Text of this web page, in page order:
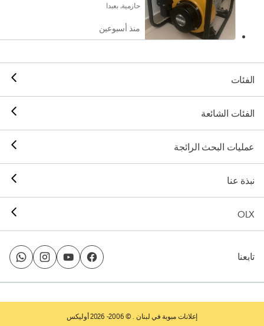
حازمية, بعبدا
منذ أسبوعين
الفئات
الفئات الشائعة
عمليات البحث الرائجة
نبذة عنا
OLX
تابعنا
إعلانات مبوبة في لبنان . © 2006- 2026 أوليكس